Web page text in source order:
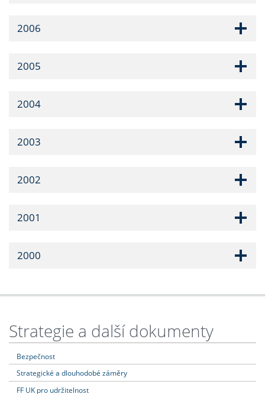
2006
2005
2004
2003
2002
2001
2000
Strategie a další dokumenty
Bezpečnost
Strategické a dlouhodobé záměry
FF UK pro udržitelnost